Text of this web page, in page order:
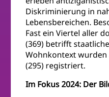
Diskriminierung in
Lebensbereichen.
Fast ein Viertel aller
(369) betrifft
Wohnkontext
(295) registriert.
Im Fokus 2024: Der